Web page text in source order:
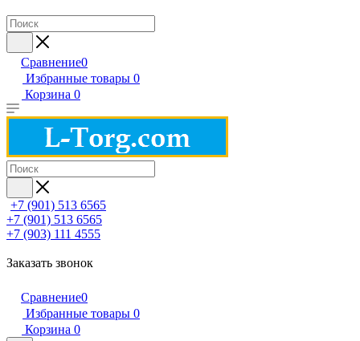
Сравнение0
Избранные товары 0
Корзина 0
+7 (901) 513 6565
+7 (901) 513 6565
+7 (903) 111 4555
Заказать звонок
Сравнение0
Избранные товары 0
Корзина 0